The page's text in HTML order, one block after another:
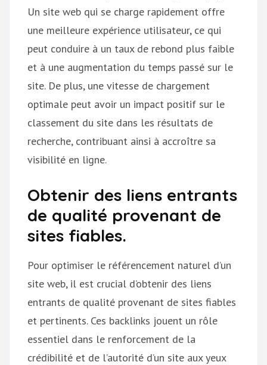
Un site web qui se charge rapidement offre
une meilleure expérience utilisateur, ce qui
peut conduire à un taux de rebond plus faible
et à une augmentation du temps passé sur le
site. De plus, une vitesse de chargement
optimale peut avoir un impact positif sur le
classement du site dans les résultats de
recherche, contribuant ainsi à accroître sa
visibilité en ligne.
Obtenir des liens entrants
de qualité provenant de
sites fiables.
Pour optimiser le référencement naturel d’un
site web, il est crucial d’obtenir des liens
entrants de qualité provenant de sites fiables
et pertinents. Ces backlinks jouent un rôle
essentiel dans le renforcement de la
crédibilité et de l’autorité d’un site aux yeux